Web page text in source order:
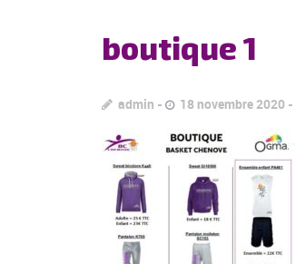
boutique 1
admin 18 novembre 2020